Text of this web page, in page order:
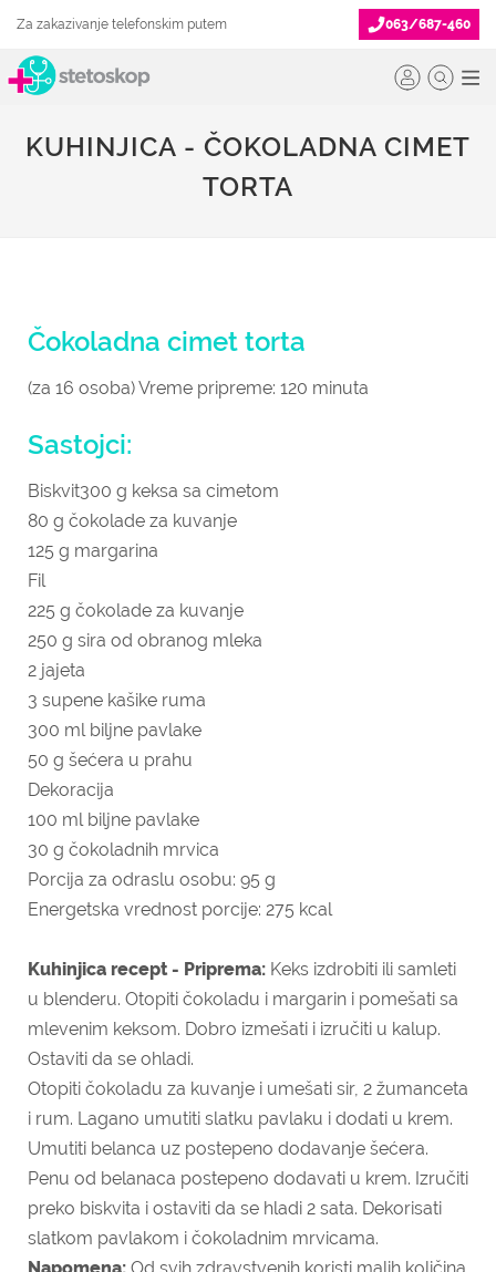
Za zakazivanje telefonskim putem 063/687-460
KUHINJICA - ČOKOLADNA CIMET
TORTA
Čokoladna cimet torta
(za 16 osoba)Vreme pripreme: 120 minuta
Sastojci:
Biskvit300 g keksa sa cimetom
80 g čokolade za kuvanje
125 g margarina
Fil
225 g čokolade za kuvanje
250 g sira od obranog mleka
2 jajeta
3 supene kašike ruma
300 ml biljne pavlake
50 g šećera u prahu
Dekoracija
100 ml biljne pavlake
30 g čokoladnih mrvica
Porcija za odraslu osobu: 95 g
Energetska vrednost porcije: 275 kcal
Kuhinjica recept - Priprema: Keks izdrobiti ili samleti
u blenderu. Otopiti čokoladu i margarin i pomešati sa
mlevenim keksom. Dobro izmešati i izručiti u kalup.
Ostaviti da se ohladi.
Otopiti čokoladu za kuvanje i umešati sir, 2 žumanceta
i rum. Lagano umutiti slatku pavlaku i dodati u krem.
Umutiti belanca uz postepeno dodavanje šećera.
Penu od belanaca postepeno dodavati u krem. Izručiti
preko biskvita i ostaviti da se hladi 2 sata. Dekorisati
slatkom pavlakom i čokoladnim mrvicama.